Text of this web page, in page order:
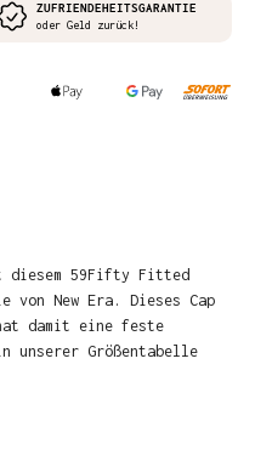
ZUFRIENDEHEITSGARANTIE
oder Geld zurück!
diesem 59Fifty Fitted
von New Era. Dieses Cap
damit eine feste
unserer Größentabelle